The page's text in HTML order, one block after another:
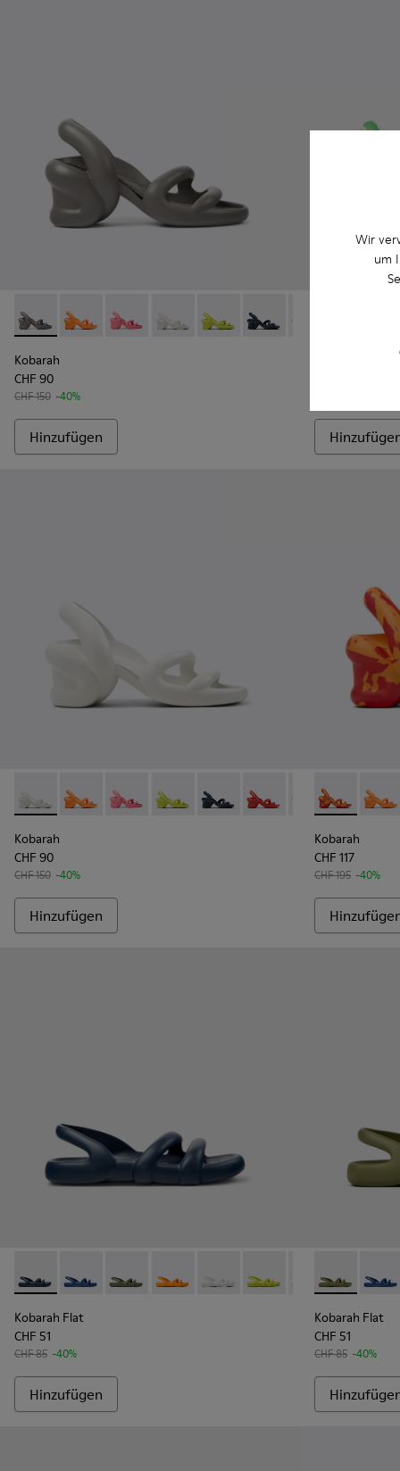
Wir
um
Kobarah - K100839-011 - Grause Unisex-Sandale
Kobarah - K100839-034 - Orangefarbene Synthetik-
Kobarah - K100839-032 - Pinkfarbene
Kobarah - K100839-028 - Weißer
Kobarah - K100839-027 -
Kobarah - K100839-026
Kobarah -
Kobarah
CHF 90
CHF 150 -40%
Hinzufügen
Kobarah - K100839-028 - Weißer Herrensandalette aus Textil.
Kobarah - K100839-034 - Orangefarbene Synthetik-
Kobarah - K100839-032 - Pinkfarbene
Kobarah - K100839-027 - Gelbe
Kobarah - K100839-026 -
Kobarah - K100839-025
Kobarah -Kobarah -
Kobarah
CHF 90
CHF 150 -40%
Hinzufügen
Kobarah -
Kobarah
CHF 117
CHF 195 -40%
Kobarah Flat - K100957-011 - Blaue Sandalen.
Kobarah Flat - K100957-021 - Blaue Synthetik-
Kobarah Flat - K100957-018 - Grüne
Kobarah Flat - K100957-017 -
Kobarah Flat - K100957-013 -
Kobarah Flat -Kobarah Flat -
Kobarah
Kobarah Flat
CHF 51
CHF 85 -40%
Hinzufügen
Kobarah
Kobarah Flat
CHF 51
CHF 85 -40%